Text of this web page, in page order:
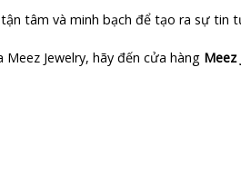
tâm và minh bạch để tạo ra sự tin
Jewelry, hãy đến cửa hàng Meez